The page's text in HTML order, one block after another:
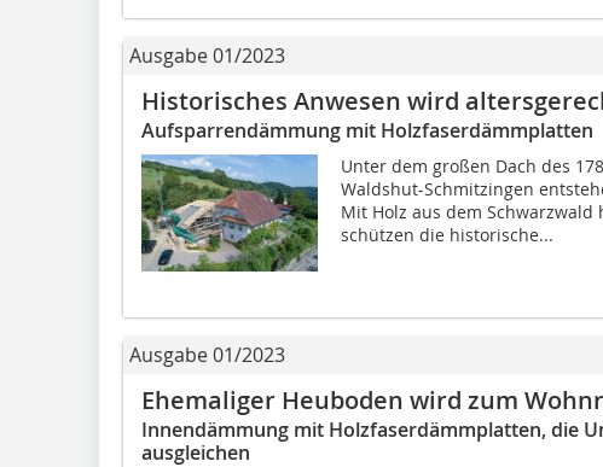
Ausgabe 01/2023
Historisches Anwesen wird
Aufsparrendämmung mit Holzfaserdämmplatten
Unter dem großen Dach des
Waldshut-Schmitzingen
Mit Holz aus dem
schützen die historische...
Ausgabe 01/2023
Ehemaliger Heuboden wird zum
Innendämmung mit Holzfaserdämmplatten, die
ausgleichen